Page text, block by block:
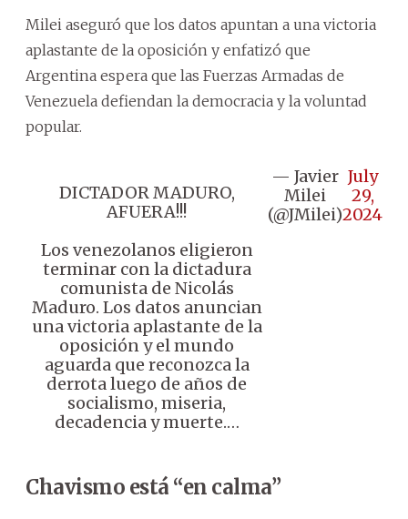
Milei aseguró que los datos apuntan a una victoria
aplastante de la oposición y enfatizó que
Argentina espera que las Fuerzas Armadas de
Venezuela defiendan la democracia y la voluntad
popular.
DICTADOR MADURO,
AFUERA!!!
Los venezolanos eligieron
terminar con la dictadura
comunista de Nicolás
Maduro. Los datos anuncian
una victoria aplastante de la
oposición y el mundo
aguarda que reconozca la
derrota luego de años de
socialismo, miseria,
decadencia y muerte.…
— Javier
Milei
(@JMilei)
July
29,
2024
Chavismo está “en calma”